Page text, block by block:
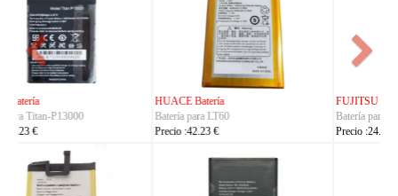
FUJITSU Batería
Batería para RA07503-1091
Precio :24.23 €
FUJITSU Batería
Batería para RA07504-1091
Precio :24.23 €